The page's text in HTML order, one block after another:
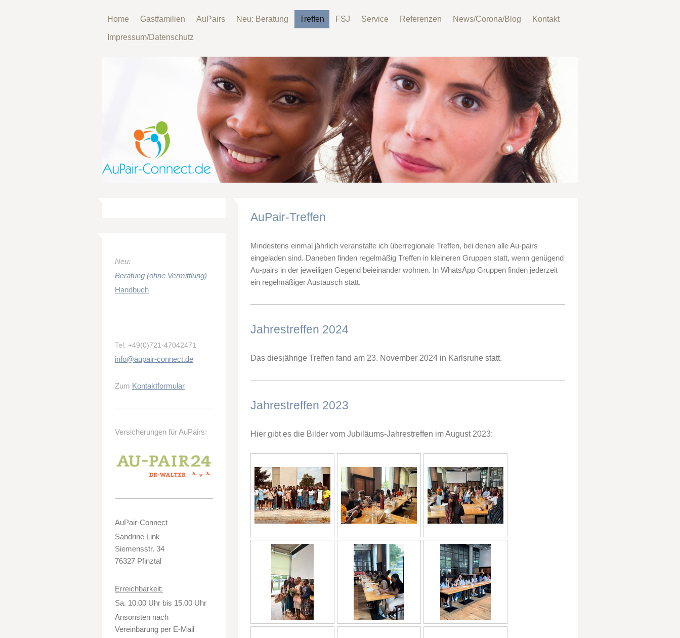
Home Gastfamilien AuPairs Neu: Beratung Treffen FSJ Service Referenzen News/Corona/Blog Kontakt
Impressum/Datenschutz
AuPair-Treffen
Mindestens einmal jährlich veranstalte ich überregionale Treffen, bei denen alle Au-pairs
eingeladen sind. Daneben finden regelmäßig Treffen in kleineren Gruppen statt, wenn genügend
Au-pairs in der jeweiligen Gegend beieinander wohnen. In WhatsApp Gruppen finden jederzeit
ein regelmäßiger Austausch statt.
Jahrestreffen 2024
Das diesjährige Treffen fand am 23. November 2024 in Karlsruhe statt.
Jahrestreffen 2023
Hier gibt es die Bilder vom Jubiläums-Jahrestreffen im August 2023:
Neu:
Beratung (ohne Vermittlung)
Handbuch
Tel. +49(0)721-47042471
info@aupair-connect.de
Zum Kontaktformular
Versicherungen für AuPairs:
AuPair-Connect
Sandrine Link
Siemensstr. 34
76327 Pfinztal
Erreichbarkeit:
Sa. 10.00 Uhr bis 15.00 Uhr
Ansonsten nach
Vereinbarung per E-Mail